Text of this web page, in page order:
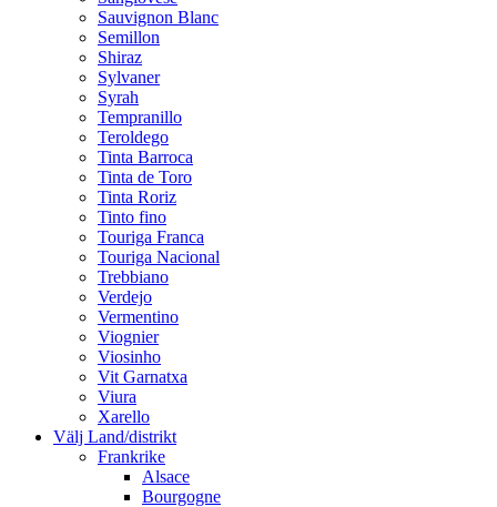
Sauvignon Blanc
Semillon
Shiraz
Sylvaner
Syrah
Tempranillo
Teroldego
Tinta Barroca
Tinta de Toro
Tinta Roriz
Tinto fino
Touriga Franca
Touriga Nacional
Trebbiano
Verdejo
Vermentino
Viognier
Viosinho
Vit Garnatxa
Viura
Xarello
Välj Land/distrikt
Frankrike
Alsace
Bourgogne